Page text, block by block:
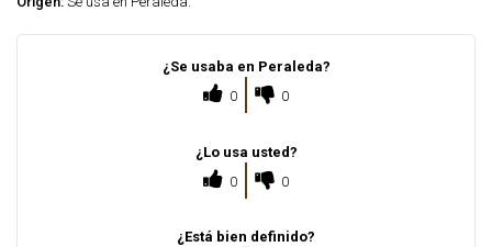
¿Se usaba en Peraleda?
0
0
¿Lo usa usted?
0
0
¿Está bien definido?